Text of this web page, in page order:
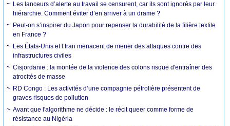
Les lanceurs d’alerte au travail se censurent, car ils sont ignorés par leur
hiérarchie. Comment éviter d’en arriver à un drame ?
Peut-on s’inspirer du Japon pour repenser la durabilité de la filière textile
en France ?
Les États-Unis et l’Iran menacent de mener des attaques contre des
infrastructures civiles
Cisjordanie : la montée de la violence des colons risque d'entraîner des
atrocités de masse
RD Congo : Les activités d’une compagnie pétrolière présentent de
graves risques de pollution
Avant que l'algorithme ne décide : le récit queer comme forme de
résistance au Nigéria